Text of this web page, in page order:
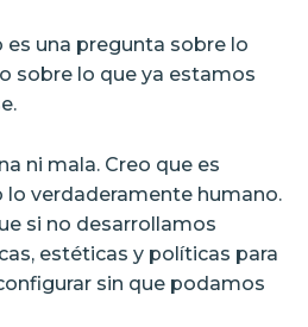
es una pregunta sobre lo
sobre lo que ya estamos
ni mala. Creo que es
verdaderamente humano.
si no desarrollamos
estéticas y políticas para
sin que podamos